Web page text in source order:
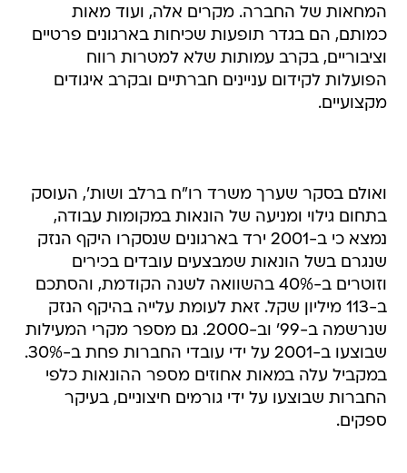
המחאות של החברה. מקרים אלה, ועוד מאות
כמותם, הם בגדר תופעות שכיחות בארגונים פרטיים
וציבוריים, בקרב עמותות שלא למטרות רווח
הפועלות לקידום עניינים חברתיים ובקרב איגודים
מקצועיים.
ואולם בסקר שערך משרד רו"ח ברלב ושות', העוסק
בתחום גילוי ומניעה של הונאות במקומות עבודה,
נמצא כי ב-2001 ירד בארגונים שנסקרו היקף הנזק
שנגרם בשל הונאות שמבצעים עובדים בכירים
וזוטרים ב-40% בהשוואה לשנה הקודמת, והסתכם
ב-113 מיליון שקל. זאת לעומת עלייה בהיקף הנזק
שנרשמה ב-99' וב-2000. גם מספר מקרי המעילות
שבוצעו ב-2001 על ידי עובדי החברות פחת ב-30%.
במקביל עלה במאות אחוזים מספר ההונאות כלפי
החברות שבוצעו על ידי גורמים חיצוניים, בעיקר
ספקים.